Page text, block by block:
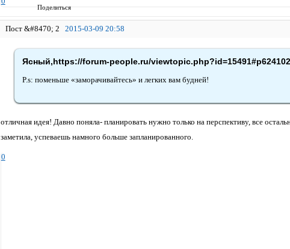
Поделиться
2 2015-03-09 20:58
Ясный,https://forum-people.ru/
P.s: поменьше «заморачивайтесь» и легких вам будней!
отличная идея! Давно поняла- планировать нужно только на перспективу, все
заметила, успеваешь намного больше запланированного.
0